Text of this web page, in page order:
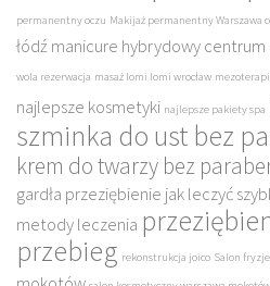
permanentny oczu Makijaż permanentny Warszawa
łódź manicure hybrydowy centrum
wola rezerwacja masaż lomi lomi wrocław
najlepsze kosmetyki najlepsze pakiety spa
szminka do ust bez
krem do twarzy bez
gardła przeziębienie jak leczyć
metody leczenia
przebieg rekonstrukcja joico Salon